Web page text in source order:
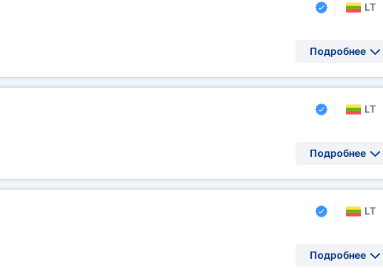
LT
Подробнее
LT
Подробнее
LT
Подробнее